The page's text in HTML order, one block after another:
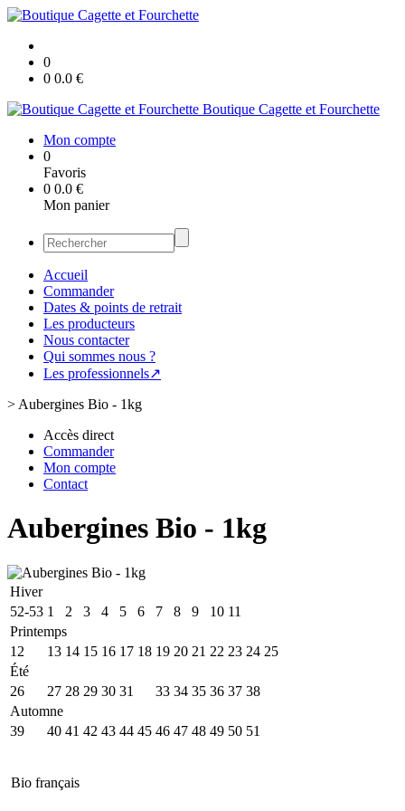
0
0 0.0 €
Boutique Cagette et Fourchette
Mon compte
0
Favoris
0 0.0 €
Mon panier
Accueil
Commander
Dates & points de retrait
Les producteurs
Nous contacter
Qui sommes nous ?
Les professionnels↗
> Aubergines Bio - 1kg
Accès direct
Commander
Mon compte
Contact
Aubergines Bio - 1kg
Hiver
52-53 1 2 3 4 5 6 7 8 9 10 11
Printemps
12
13 14 15 16 17 18 19 20 21 22 23 24 25
Été
26
27 28 29 30 31 33 34 35 36 37 38
Automne
39
40 41 42 43 44 45 46 47 48 49 50 51
Bio français